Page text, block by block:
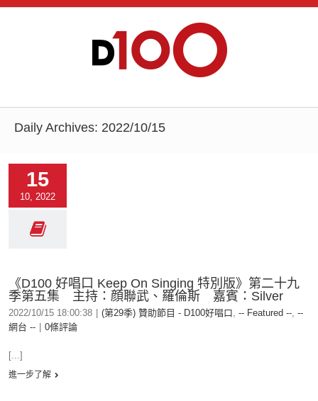
Daily Archives: 2022/10/15
15
10, 2022
《D100 好唱口 Keep On Singing 特別版》第二十九
季第五集 主持：顔聯武、羅倫斯 嘉賓：Silver
2022/10/15 18:00:38 (第29季) 贊助節目 - D100好唱口, -- Featured --, --
網台 --
0條評論
[...]
進一步了解